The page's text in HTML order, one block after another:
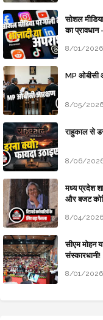
सोशल
का
8/01/2026
MP ओबीसी
8/05/2026
राहुकाल से
8/06/2026
मध्य प्रदेश
और बजट
8/04/2026
सीएम मोहन
संस्कारधानी!
8/01/2026